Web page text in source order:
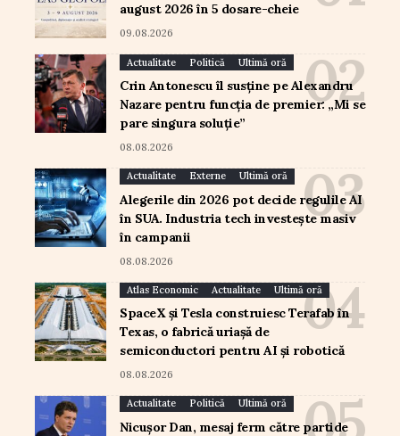
august 2026 în 5 dosare-cheie
09.08.2026
Actualitate Politică Ultimă oră
Crin Antonescu îl susține pe Alexandru
Nazare pentru funcția de premier: „Mi se
pare singura soluție”
08.08.2026
Actualitate Externe Ultimă oră
Alegerile din 2026 pot decide regulile AI
în SUA. Industria tech investește masiv
în campanii
08.08.2026
Atlas Economic Actualitate Ultimă oră
SpaceX și Tesla construiesc Terafab în
Texas, o fabrică uriașă de
semiconductori pentru AI și robotică
08.08.2026
Actualitate Politică Ultimă oră
Nicușor Dan, mesaj ferm către partide